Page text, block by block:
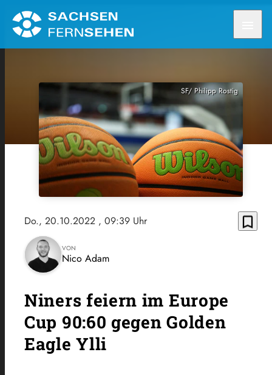
SF/ Philipp Rostig
Do., 20.10.2022 , 09:39 Uhr bookmark_border
VON
Nico Adam
Niners feiern im Europe
Cup 90:60 gegen Golden
Eagle Ylli